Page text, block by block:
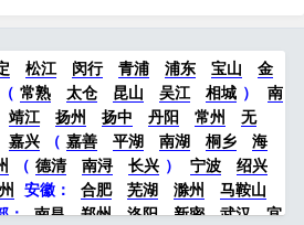
松江 闵行 青浦 浦东 宝山
金
（ 常熟 太仓 昆山 吴江 相城 ）
南
靖江 扬州 扬中 丹阳 常州
无
嘉兴 （ 嘉善 平湖 南湖 桐乡
海
（ 德清 南浔 长兴 ） 宁波
绍兴
安徽： 合肥 芜湖 滁州
马鞍山
： 南昌 郑州 洛阳 新密 武汉
宜